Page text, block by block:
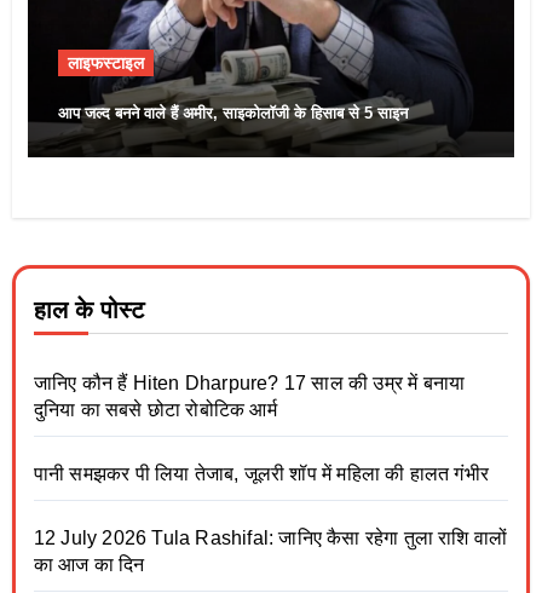
लाइफस्टाइल
आप जल्द बनने वाले हैं अमीर, साइकोलॉजी के हिसाब से 5 साइन
हाल के पोस्ट
जानिए कौन हैं Hiten Dharpure? 17 साल की उम्र में बनाया
दुनिया का सबसे छोटा रोबोटिक आर्म
पानी समझकर पी लिया तेजाब, जूलरी शॉप में महिला की हालत गंभीर
12 July 2026 Tula Rashifal: जानिए कैसा रहेगा तुला राशि वालों
का आज का दिन